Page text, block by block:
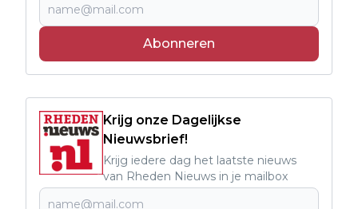
Abonneren
Krijg onze Dagelijkse
Nieuwsbrief!
Krijg iedere dag het laatste nieuws
van Rheden Nieuws in je mailbox